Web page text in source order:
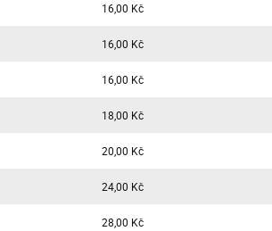
16,00 Kč
16,00 Kč
16,00 Kč
18,00 Kč
20,00 Kč
24,00 Kč
28,00 Kč